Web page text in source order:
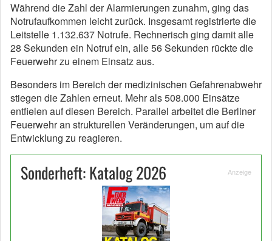
Während die Zahl der Alarmierungen zunahm, ging das
Notrufaufkommen leicht zurück. Insgesamt registrierte die
Leitstelle 1.132.637 Notrufe. Rechnerisch ging damit alle
28 Sekunden ein Notruf ein, alle 56 Sekunden rückte die
Feuerwehr zu einem Einsatz aus.
Besonders im Bereich der medizinischen Gefahrenabwehr
stiegen die Zahlen erneut. Mehr als 508.000 Einsätze
entfielen auf diesen Bereich. Parallel arbeitet die Berliner
Feuerwehr an strukturellen Veränderungen, um auf die
Entwicklung zu reagieren.
Sonderheft: Katalog 2026 Anzeige